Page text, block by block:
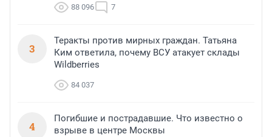
88 096 7
3
Теракты против мирных граждан. Татьяна
Ким ответила, почему ВСУ атакует склады
Wildberries
84 037
4
Погибшие и пострадавшие. Что известно о
взрыве в центре Москвы